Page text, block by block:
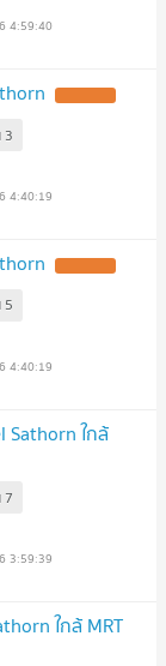
4:59:40
3
4:40:19
5
4:40:19
ใกล้
7
3:59:39
ใกล้ MRT